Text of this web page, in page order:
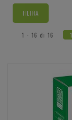
1 - 16 di 16 1